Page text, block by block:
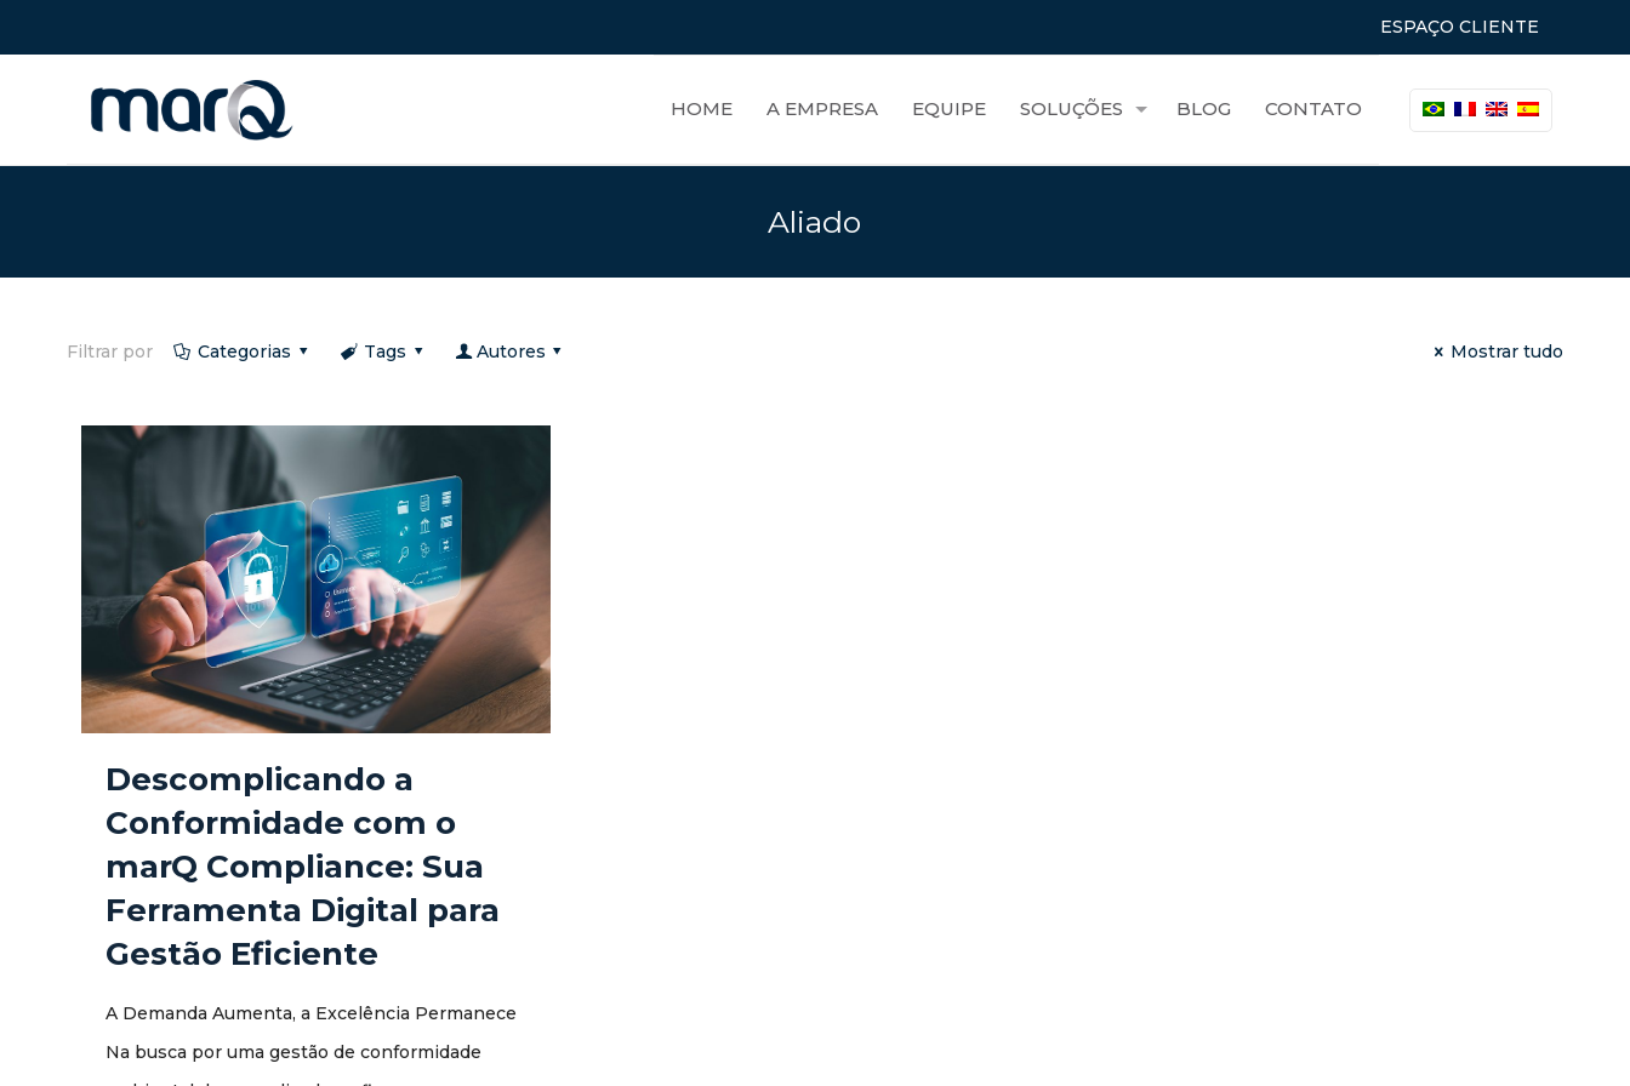
ESPAÇO CLIENTE
HOME A EMPRESA EQUIPE SOLUÇÕES BLOG CONTATO
Aliado
Filtrar por Categorias Tags Autores Mostrar tudo
Descomplicando a
Conformidade com o
marQ Compliance: Sua
Ferramenta Digital para
Gestão Eficiente
A Demanda Aumenta, a Excelência Permanece
Na busca por uma gestão de conformidade